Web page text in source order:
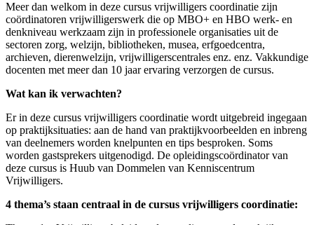
Meer dan welkom in deze cursus vrijwilligers coordinatie zijn
coördinatoren vrijwilligerswerk die op MBO+ en HBO werk- en
denkniveau werkzaam zijn in professionele organisaties uit de
sectoren zorg, welzijn, bibliotheken, musea, erfgoedcentra,
archieven, dierenwelzijn, vrijwilligerscentrales enz. enz. Vakkundige
docenten met meer dan 10 jaar ervaring verzorgen de cursus.
Wat kan ik verwachten?
Er in deze cursus vrijwilligers coordinatie wordt uitgebreid ingegaan
op praktijksituaties: aan de hand van praktijkvoorbeelden en inbreng
van deelnemers worden knelpunten en tips besproken. Soms
worden gastsprekers uitgenodigd. De opleidingscoördinator van
deze cursus is Huub van Dommelen van Kenniscentrum
Vrijwilligers.
4 thema’s staan centraal in de cursus vrijwilligers coordinatie: